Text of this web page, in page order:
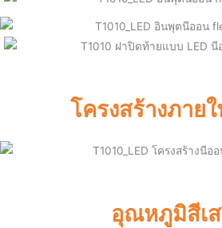
โครงสร้างภาย
อุณหภูมิสีเ